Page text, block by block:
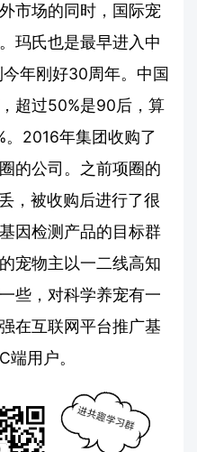
市场的同时，国际宠
玛氏也是最早进入中
年刚好30周年。中国
超过50%是90后，算
。2016年集团收购了
的公司。之前项圈的
，被收购后进行了很
因检测产品的目标群
宠物主以一二线高知
些，对科学养宠有一
在互联网平台推广基
端用户。